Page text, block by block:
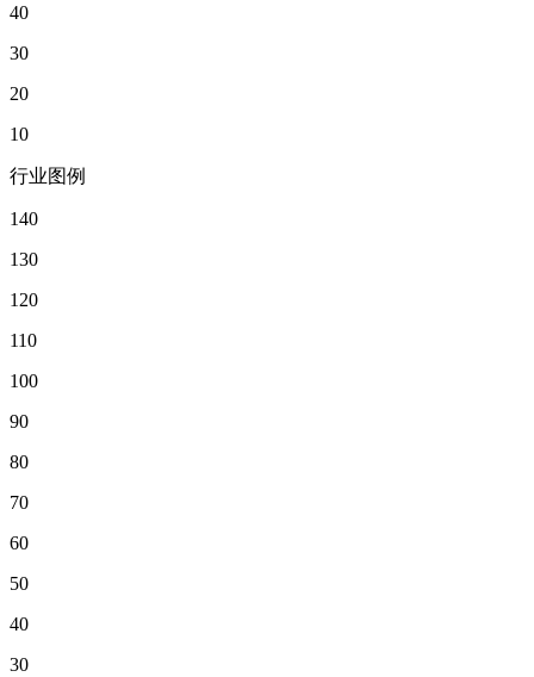
40
30
20
10
行业图例
140
130
120
110
100
90
80
70
60
50
40
30